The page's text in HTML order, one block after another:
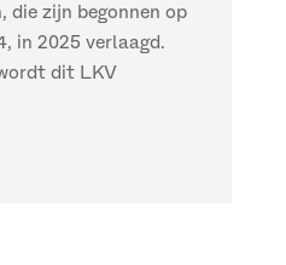
die zijn begonnen op
in 2025 verlaagd.
dit LKV